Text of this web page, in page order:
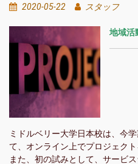
2020-05-22 スタッフ
地域活
ミドルベリー大学日本校は、今
て、オンライン上でプロジェクト
また、初の試みとして、サービ